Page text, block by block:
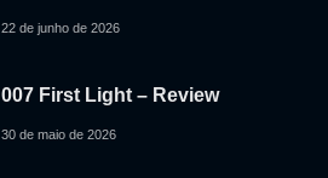
22 de junho de 2026
007 First Light – Review
30 de maio de 2026